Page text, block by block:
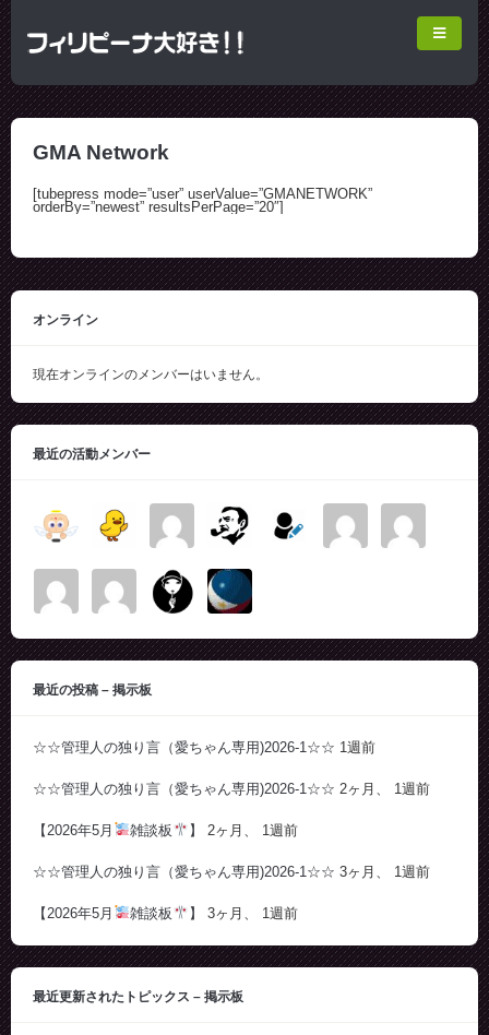
GMA Network
[tubepress mode=”user” userValue=”GMANETWORK”
orderBy=”newest” resultsPerPage=”20″]
オンライン
現在オンラインのメンバーはいません。
最近の活動メンバー
最近の投稿 – 掲示板
☆☆管理人の独り言（愛ちゃん専用)2026-1☆☆ 1週前
☆☆管理人の独り言（愛ちゃん専用)2026-1☆☆ 2ヶ月、 1週前
【2026年5月 雑談板 】 2ヶ月、 1週前
☆☆管理人の独り言（愛ちゃん専用)2026-1☆☆ 3ヶ月、 1週前
【2026年5月 雑談板 】 3ヶ月、 1週前
最近更新されたトピックス – 掲示板